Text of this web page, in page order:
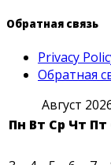
Обратная связь
Privacy
Обратная
Август
Пн Вт Ср Чт Пт